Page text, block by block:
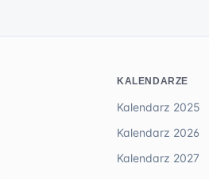
KALENDARZE
Kalendarz 2025
Kalendarz 2026
Kalendarz 2027